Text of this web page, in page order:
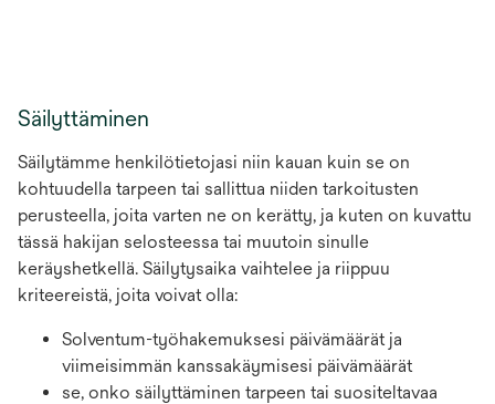
Säilyttäminen
Säilytämme henkilötietojasi niin kauan kuin se on
kohtuudella tarpeen tai sallittua niiden tarkoitusten
perusteella, joita varten ne on kerätty, ja kuten on kuvattu
tässä hakijan selosteessa tai muutoin sinulle
keräyshetkellä. Säilytysaika vaihtelee ja riippuu
kriteereistä, joita voivat olla:
Solventum-työhakemuksesi päivämäärät ja
viimeisimmän kanssakäymisesi päivämäärät
se, onko säilyttäminen tarpeen tai suositeltavaa